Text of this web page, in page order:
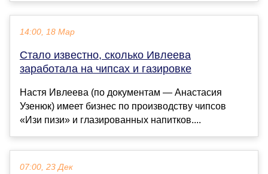
14:00, 18 Мар
Стало известно, сколько Ивлеева
заработала на чипсах и газировке
Настя Ивлеева (по документам — Анастасия
Узенюк) имеет бизнес по производству чипсов
«Изи пизи» и глазированных напитков....
07:00, 23 Дек